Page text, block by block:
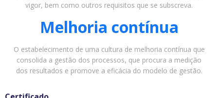
vigor, bem como outros requisitos que se subscreva.
Melhoria contínua
O estabelecimento de uma cultura de melhoria contínua que
consolida a gestão dos processos, que procura a medição
dos resultados e promove a eficácia do modelo de gestão.